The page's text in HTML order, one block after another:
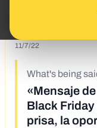
11/7/22
What's being
«Mensaje
Black Friday
prisa, la